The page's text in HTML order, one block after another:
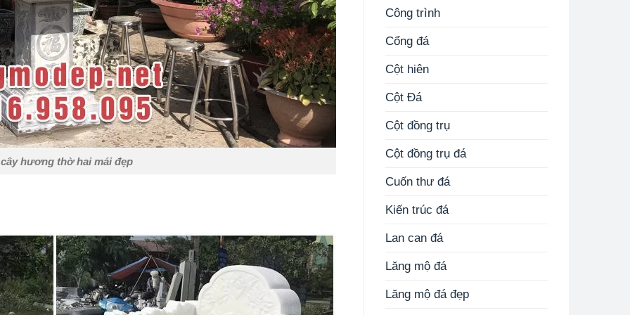
hương thờ hai mái đẹp
Công trình
Cổng đá
Cột hiên
Cột Đá
Cột đồng trụ
Cột đồng trụ đá
Cuốn thư đá
Kiến trúc đá
Lan can đá
Lăng mộ đá
Lăng mộ đá đẹp